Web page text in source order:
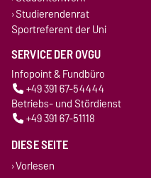
Studierendenrat
Sportreferent der Uni
SERVICE DER OVGU
Infopoint & Fundbüro
+49 391 67-54444
Betriebs- und Stördienst
+49 391 67-51118
DIESE SEITE
Vorlesen